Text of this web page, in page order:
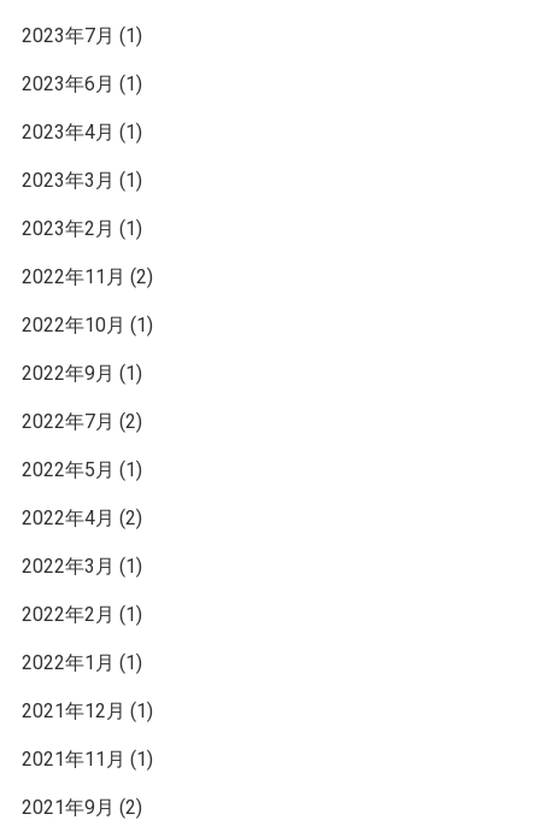
2023年7月 (1)
2023年6月 (1)
2023年4月 (1)
2023年3月 (1)
2023年2月 (1)
2022年11月 (2)
2022年10月 (1)
2022年9月 (1)
2022年7月 (2)
2022年5月 (1)
2022年4月 (2)
2022年3月 (1)
2022年2月 (1)
2022年1月 (1)
2021年12月 (1)
2021年11月 (1)
2021年9月 (2)